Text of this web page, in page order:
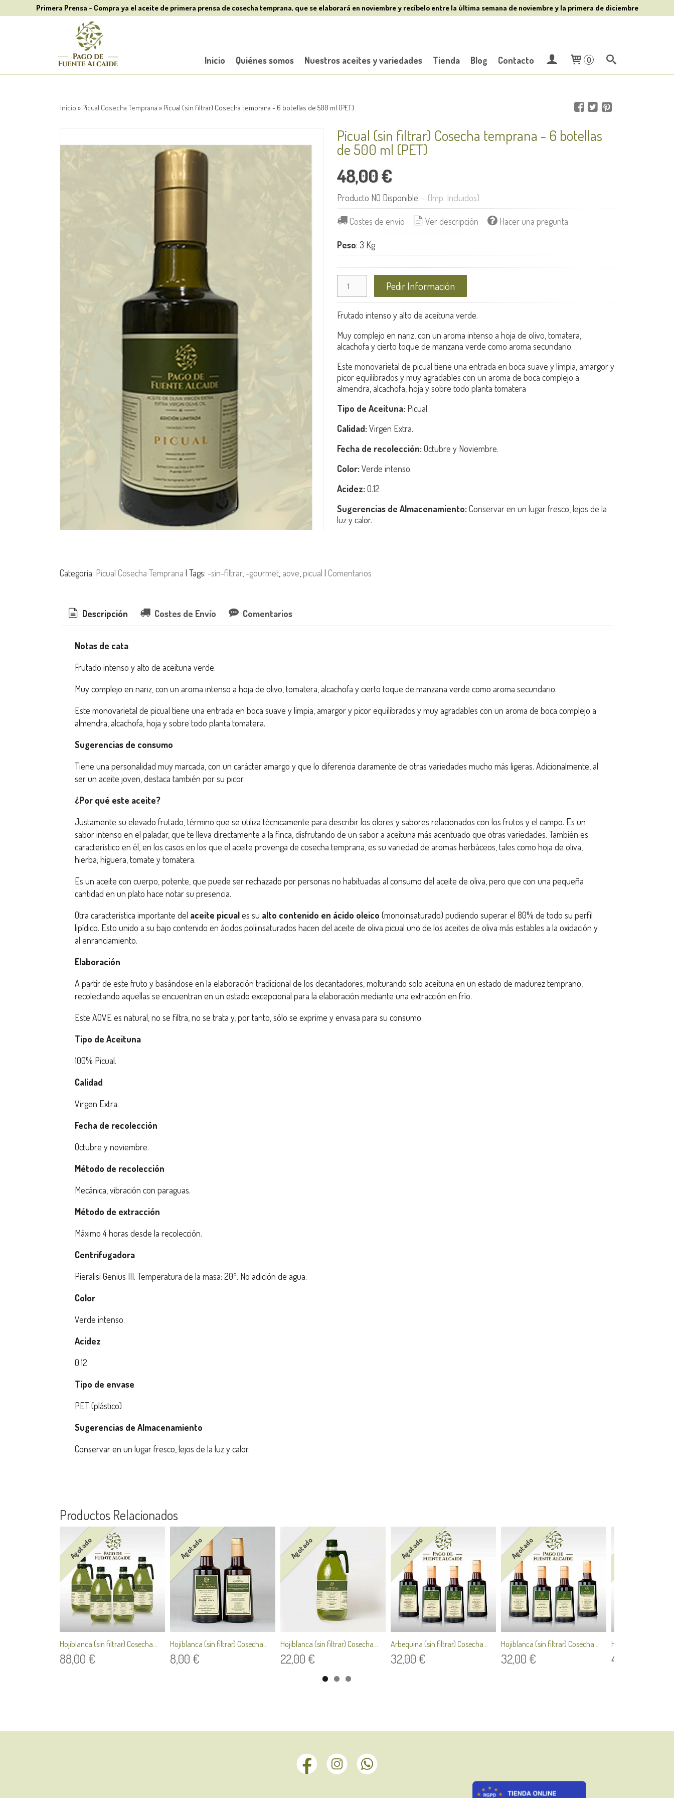
Primera Prensa - Compra ya el aceite de primera prensa de cosecha temprana, que se elaborará en noviembre y recíbelo entre la última semana de noviembre y la primera de diciembre
Inicio Quiénes somos Nuestros aceites y variedades Tienda Blog Contacto 0
Inicio » Picual Cosecha Temprana » Picual (sin filtrar) Cosecha temprana - 6 botellas de 500 ml (PET)
Picual (sin filtrar) Cosecha temprana - 6 botellas
de 500 ml (PET)
48,00 €
Producto NO Disponible - (Imp. Incluidos)
Costes de envío Ver descripción Hacer una pregunta
Peso: 3 Kg
Pedir Información
Frutado intenso y alto de aceituna verde.
Muy complejo en nariz, con un aroma intenso a hoja de olivo, tomatera,
alcachofa y cierto toque de manzana verde como aroma secundario.
Este monovarietal de picual tiene una entrada en boca suave y limpia, amargor y
picor equilibrados y muy agradables con un aroma de boca complejo a
almendra, alcachofa, hoja y sobre todo planta tomatera
Tipo de Aceituna: Picual.
Calidad:Virgen Extra.
Fecha de recolección:Octubre y Noviembre.
Color:Verde intenso.
Acidez:0.12
Sugerencias de Almacenamiento:Conservar en un lugar fresco, lejos de la
luz y calor.
Categoría: Picual Cosecha Temprana | Tags: -sin-filtrar -gourmet aove picual | Comentarios
Descripción Costes de Envío Comentarios
Notas de cata
Frutado intenso y alto de aceituna verde.
Muy complejo en nariz, con un aroma intenso a hoja de olivo, tomatera, alcachofa y cierto toque de manzana verde como aroma secundario.
Este monovarietal de picual tiene una entrada en boca suave y limpia, amargor y picor equilibrados y muy agradables con un aroma de boca complejo a
almendra, alcachofa, hoja y sobre todo planta tomatera.
Sugerencias de consumo
Tiene una personalidad muy marcada, con un carácter amargo y que lo diferencia claramente de otras variedades mucho más ligeras. Adicionalmente, al
ser un aceite joven, destaca también por su picor.
¿Por qué este aceite?
Justamente su elevado frutado, término que se utiliza técnicamente para describir los olores y sabores relacionados con los frutos y el campo. Es un
sabor intenso en el paladar, que te lleva directamente a la finca, disfrutando de un sabor a aceituna más acentuado que otras variedades. También es
característico en él, en los casos en los que el aceite provenga de cosecha temprana, es su variedad de aromas herbáceos, tales como hoja de oliva,
hierba, higuera, tomate y tomatera.
Es un aceite con cuerpo, potente, que puede ser rechazado por personas no habituadas al consumo del aceite de oliva, pero que con una pequeña
cantidad en un plato hace notar su presencia.
Otra característica importante del aceite picuales su alto contenido en ácido oleico (monoinsaturado) pudiendo superar el 80% de todo su perfil
lipídico. Esto unido a su bajo contenido en ácidos poliinsaturados hacen del aceite de oliva picual uno de los aceites de oliva más estables a la oxidación y
al enranciamiento.
Elaboración
A partir de este fruto y basándose en la elaboración tradicional de los decantadores, molturando solo aceituna en un estado de madurez temprano,
recolectando aquellas se encuentran en un estado excepcional para la elaboración mediante una extracción en frío.
Este AOVE es natural, no se filtra, no se trata y, por tanto, sólo se exprime y envasa para su consumo.
Tipo de Aceituna
100% Picual.
Calidad
Virgen Extra.
Fecha de recolección
Octubre y noviembre.
Método de recolección
Mecánica, vibración con paraguas.
Método de extracción
Máximo 4 horas desde la recolección.
Centrifugadora
Pieralisi Genius III. Temperatura de la masa: 20º. No adición de agua.
Color
Verde intenso.
Acidez
0.12
Tipo de envase
PET (plástico)
Sugerencias de Almacenamiento
Conservar en un lugar fresco, lejos de la luz y calor.
Productos Relacionados
Agotado
Hojiblanca (sin filtrar) Cosecha...
88,00 €
Agotado
Hojiblanca (sin filtrar) Cosecha...
8,00 €
Agotado
Hojiblanca (sin filtrar) Cosecha...
22,00 €
Agotado
Arbequina (sin filtrar) Cosecha...
32,00 €
Agotado
Hojiblanca (sin filtrar) Cosecha...
32,00 €
Hojiblanca (sin
48,00 €